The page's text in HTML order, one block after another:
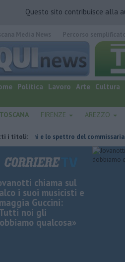
Questo sito contribuisce alla
online.
Politica Lavoro Arte Cultura
TOSCANA FIRENZE AREZZO
i titoli:
e lo spettro del commissariamento
chiama sul
i suoi musicisti e
Guccini:
noi gli
qualcosa»